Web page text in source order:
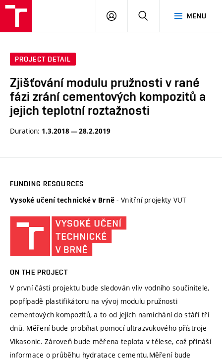
MENU
LOG
SEARCH
PROJECT DETAIL
Zjišťování modulu pružnosti v rané
fázi zrání cementových kompozitů a
jejich teplotní roztažnosti
Duration: 1.3.2018 — 28.2.2019
FUNDING RESOURCES
Vysoké učení technické v Brně - Vnitřní projekty VUT
ON THE PROJECT
V první části projektu bude sledován vliv vodního součinitele,
popřípadě plastifikátoru na vývoj modulu pružnosti
cementových kompozitů, a to od jejich namíchání do stáří tří
dnů. Měření bude probíhat pomocí ultrazvukového přístroje
Vikasonic. Zároveň bude měřena teplota v tělese, což přináší
informace o průběhu hydratace cementu.Měření bude